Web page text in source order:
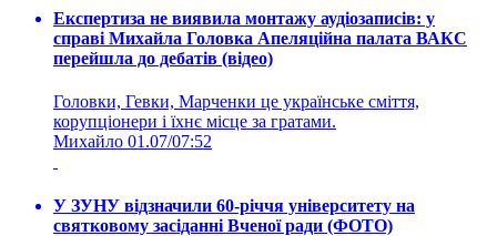
Експертиза не виявила монтажу аудіозаписів: у
справі Михайла Головка Апеляційна палата ВАКС
перейшла до дебатів (відео)
Головки, Гевки, Марченки це українське сміття,
корупціонери і їхнє місце за гратами.
Михайло 01.07/07:52
У ЗУНУ відзначили 60-річчя університету на
святковому засіданні Вченої ради (ФОТО)